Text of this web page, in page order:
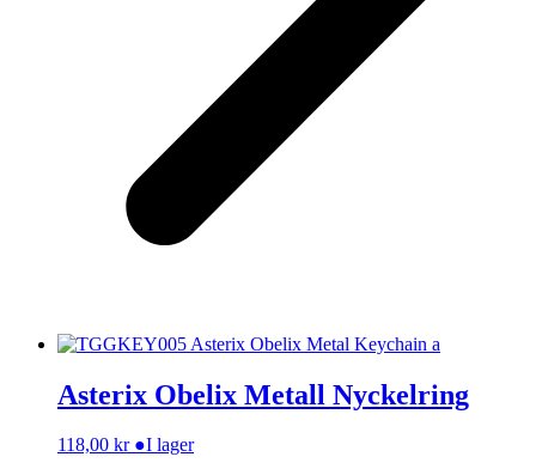
Asterix Obelix Metall Nyckelring
118,00 kr ●I lager